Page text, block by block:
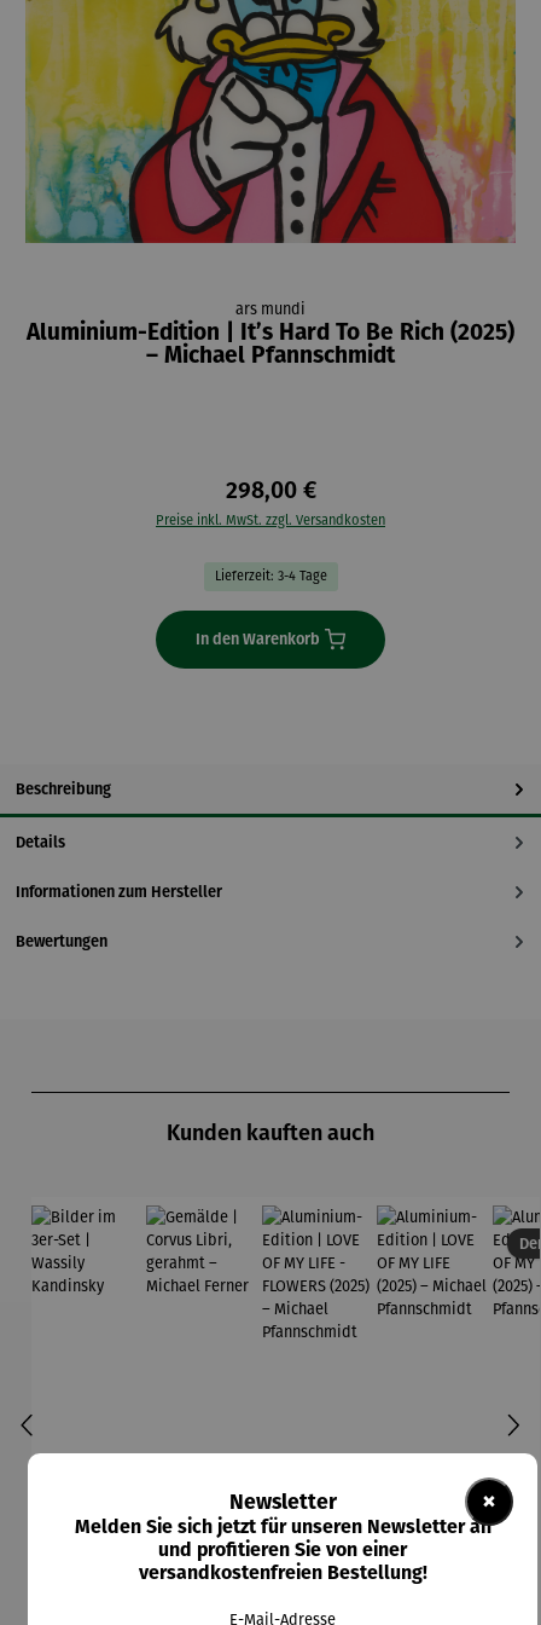
ars mundi
Aluminium-Edition | It’s Hard To Be Rich (2025)
– Michael Pfannschmidt
298,00 €
Preise inkl. MwSt. zzgl. Versandkosten
Lieferzeit: 3-4 Tage
In den Warenkorb
Beschreibung
Details
Informationen zum Hersteller
Bewertungen
Kunden kauften auch
×
Newsletter
Melden Sie sich jetzt für unseren Newsletter an
und profitieren Sie von einer
versandkostenfreien Bestellung!
E-Mail-Adresse